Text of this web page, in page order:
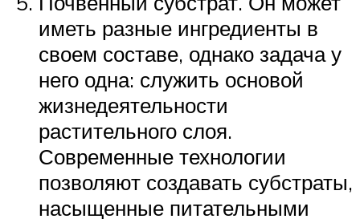
иметь разные ингредиенты в
своем составе, однако задача у
него одна: служить основой
жизнедеятельности
растительного слоя.
Современные технологии
позволяют создавать субстраты,
насыщенные питательными